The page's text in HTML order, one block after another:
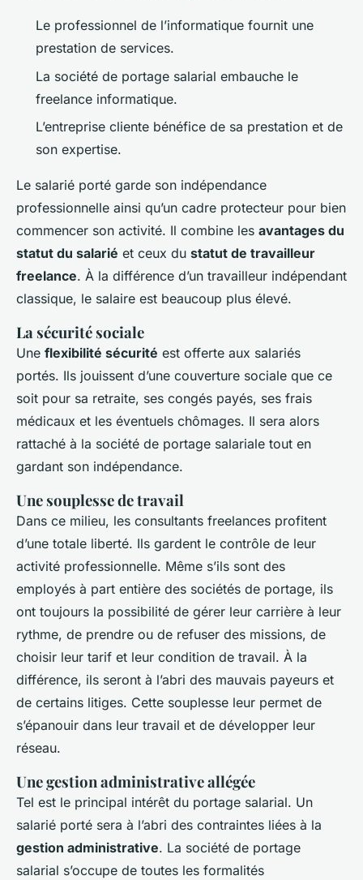
Le professionnel de l’informatique fournit une
prestation de services.
La société de portage salarial embauche le
freelance informatique.
L’entreprise cliente bénéfice de sa prestation et de
son expertise.
Le salarié porté garde son indépendance
professionnelle ainsi qu’un cadre protecteur pour bien
commencer son activité. Il combine les avantages du
statut du salarié et ceux du statut de travailleur
freelance. À la différence d’un travailleur indépendant
classique, le salaire est beaucoup plus élevé.
La sécurité sociale
Une flexibilité sécurité est offerte aux salariés
portés. Ils jouissent d’une couverture sociale que ce
soit pour sa retraite, ses congés payés, ses frais
médicaux et les éventuels chômages. Il sera alors
rattaché à la société de portage salariale tout en
gardant son indépendance.
Une souplesse de travail
Dans ce milieu, les consultants freelances profitent
d’une totale liberté. Ils gardent le contrôle de leur
activité professionnelle. Même s’ils sont des
employés à part entière des sociétés de portage, ils
ont toujours la possibilité de gérer leur carrière à leur
rythme, de prendre ou de refuser des missions, de
choisir leur tarif et leur condition de travail. À la
différence, ils seront à l’abri des mauvais payeurs et
de certains litiges. Cette souplesse leur permet de
s’épanouir dans leur travail et de développer leur
réseau.
Une gestion administrative allégée
Tel est le principal intérêt du portage salarial. Un
salarié porté sera à l’abri des contraintes liées à la
gestion administrative. La société de portage
salarial s’occupe de toutes les formalités